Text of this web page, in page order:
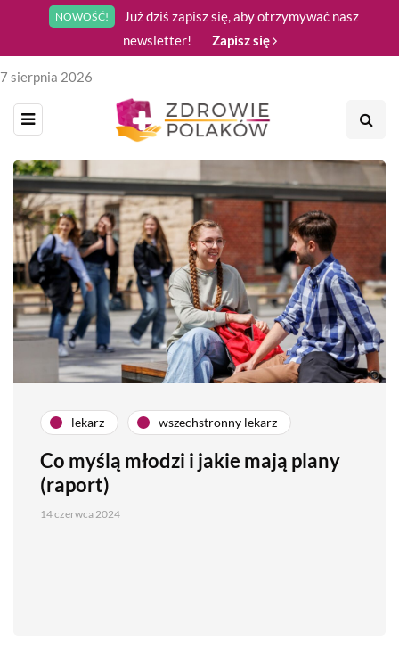
NOWOŚĆ!
Już dziś zapisz się, aby otrzymywać nasz
newsletter!
Zapisz się
7 sierpnia 2026
lekarz wszechstronny lekarz
Co myślą młodzi i jakie mają plany
(raport)
14 czerwca 2024